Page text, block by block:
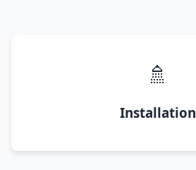
🚿
Installation